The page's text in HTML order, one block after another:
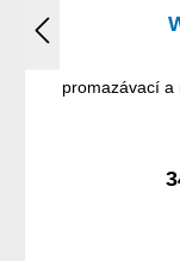
promazávací a